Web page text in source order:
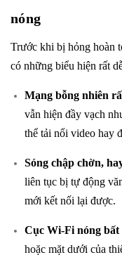
nóng
Trước khi bị hỏng hoàn
có những biểu hiện rất
Mạng bỗng nhiên
vẫn hiện đầy vạch
thể tải nổi video hay
Sóng chập chờn,
liên tục bị tự động
mới kết nối lại được.
Cục Wi-Fi nóng
hoặc mặt dưới của